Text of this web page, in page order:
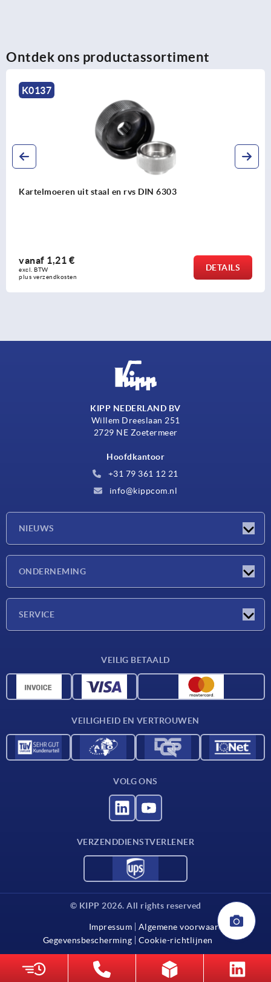
Ontdek ons productassortiment
Kartelschroeven kunststof, antistatisch
KIPP NEDERLAND BV
Willem Dreeslaan 251
2729 NE Zoetermeer
Hoofdkantoor
+31 79 361 12 21
info@kippcom.nl
NIEUWS
ONDERNEMING
SERVICE
CAD-gegevens
VEILIG BETAALD
VEILIGHEID EN VERTROUWEN
VOLG ONS
VERZENDDIENSTVERLENER
© KIPP 2026. All rights reserved
Impressum
Algemene voorwaarden
Gegevensbescherming
Cookie-richtlijnen